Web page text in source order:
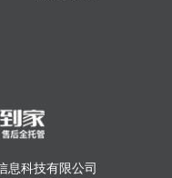
息科技有限公司